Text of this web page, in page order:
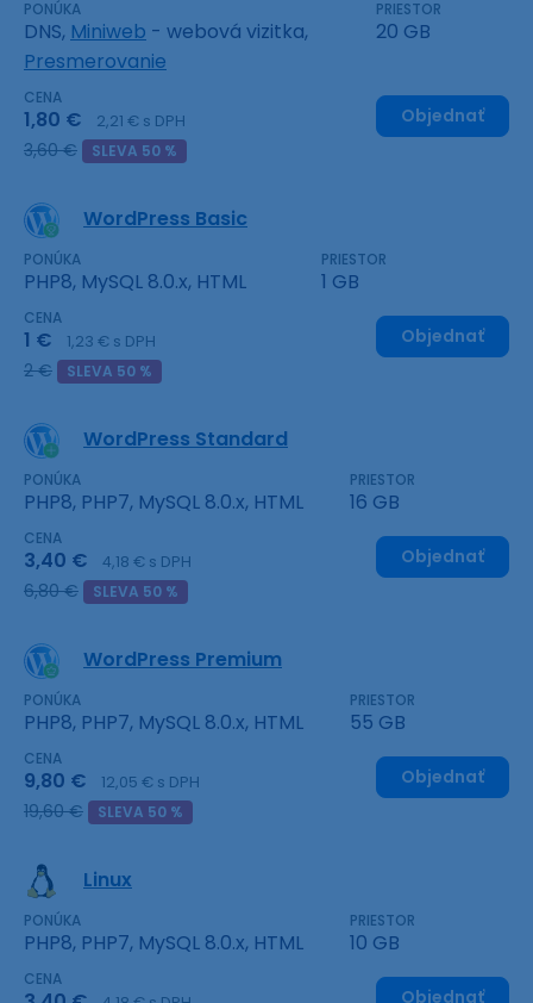
PONÚKA
DNS, Miniweb - webová vizitka,
Presmerovanie
PRIESTOR
20 GB
CENA
1,80 € 2,21 € s DPH
3,60 € SLEVA 50 %
Objednať
WordPress Basic
PONÚKA
PHP8, MySQL 8.0.x, HTML
PRIESTOR
1 GB
CENA
1 € 1,23 € s DPH
2 € SLEVA 50 %
Objednať
WordPress Standard
PONÚKA
PHP8, PHP7, MySQL 8.0.x, HTML
PRIESTOR
16 GB
CENA
3,40 € 4,18 € s DPH
6,80 € SLEVA 50 %
Objednať
WordPress Premium
PONÚKA
PHP8, PHP7, MySQL 8.0.x, HTML
PRIESTOR
55 GB
CENA
9,80 € 12,05 € s DPH
19,60 € SLEVA 50 %
Objednať
Linux
PONÚKA
PHP8, PHP7, MySQL 8.0.x, HTML
PRIESTOR
10 GB
CENA
Objednať